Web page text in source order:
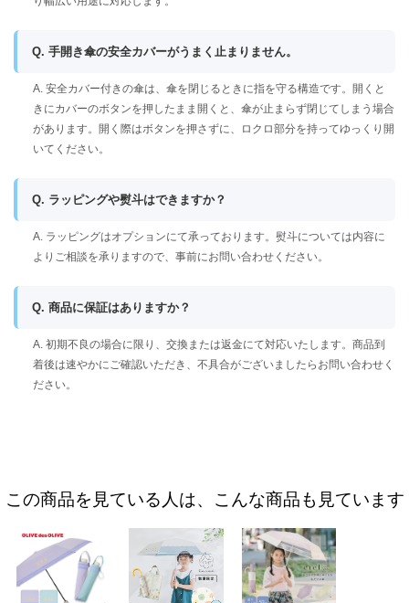
Q. 手開き傘の安全カバーがうまく止まりません。
A. 安全カバー付きの傘は、傘を閉じるときに指を守る構造です。開くと
きにカバーのボタンを押したまま開くと、傘が止まらず閉じてしまう場合
があります。開く際はボタンを押さずに、ロクロ部分を持ってゆっくり開
いてください。
Q. ラッピングや熨斗はできますか？
A. ラッピングはオプションにて承っております。熨斗については内容に
よりご相談を承りますので、事前にお問い合わせください。
Q. 商品に保証はありますか？
A. 初期不良の場合に限り、交換または返金にて対応いたします。商品到
着後は速やかにご確認いただき、不具合がございましたらお問い合わせく
ださい。
この商品を見ている人は、こんな商品も見ています